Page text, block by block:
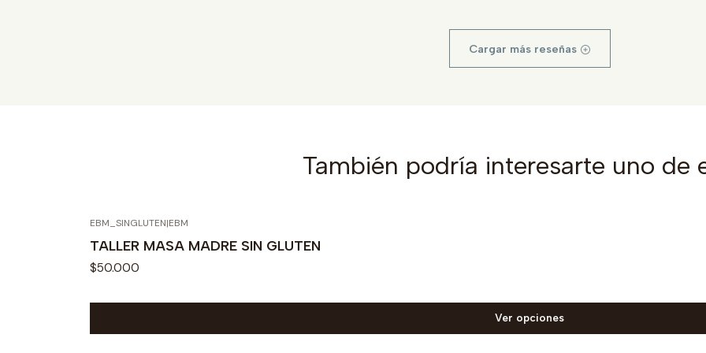
Cargar más reseñas
También podría interesarte uno de
EBM_SINGLUTEN|EBM
TALLER MASA MADRE SIN GLUTEN
$50.000
Ver opciones